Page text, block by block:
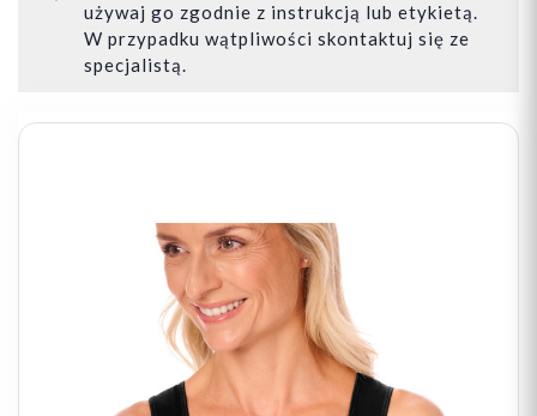
używaj go zgodnie z instrukcją lub etykietą.
W przypadku wątpliwości skontaktuj się ze
specjalistą.